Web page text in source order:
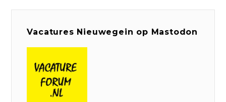
Vacatures Nieuwegein op Mastodon